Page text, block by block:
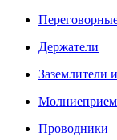
Держатели
Заземлители
Проводники